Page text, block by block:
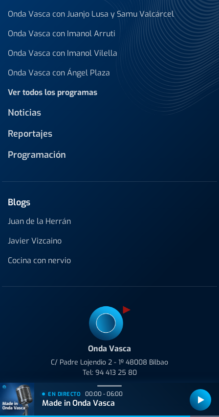
Onda Vasca con Juanjo Lusa y Samu Valcárcel
Onda Vasca con Imanol Arruti
Onda Vasca con Imanol Vilella
Onda Vasca con Ángel Plaza
Ver todos los programas
Noticias
Reportajes
Programación
Blogs
Juan de la Herrán
Javier Vizcaino
Cocina con nervio
Onda Vasca
C/ Padre Lojendio 2 - 1º 48008 Bilbao
Tel: 94 413 25 80
Avenida de Tolosa 23-25 20018 Donostia
Tel: 943 42 36 44
EN DIRECTO 00:00 - 06:00
Made in Onda Vasca